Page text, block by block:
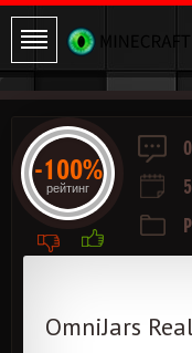
0
OmniJars
-100%
рейтинг